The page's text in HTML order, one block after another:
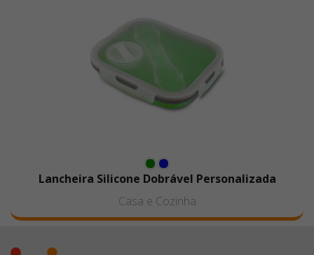
Lancheira Silicone Dobrável Personalizada
Casa e Cozinha